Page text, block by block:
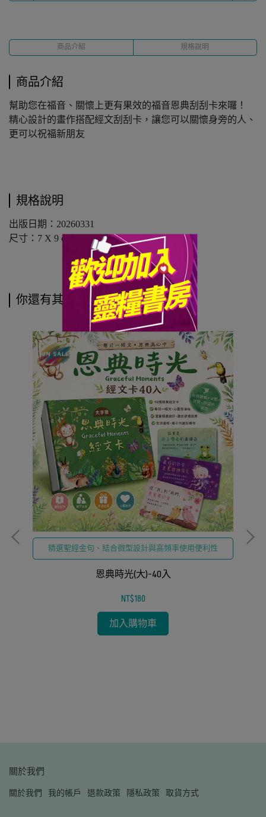
商品介紹 規格說明
商品介紹
幫助您在福音、關懷上更有果效的福音恩典刮刮卡來囉！
精心設計的畫作搭配經文刮刮卡，讓您可以關懷身旁的人、
更可以祝福新朋友
規格說明
出版日期：20260331
尺寸：7 X 9 cm
你還有其他選擇喔
精選聖經金句、結合微型設計與高頻率使用便利性
恩典時光(大)-40入
NT$180
加入購物車
關於我們
關於我們 我的帳戶 退款政策 隱私政策 取貨方式